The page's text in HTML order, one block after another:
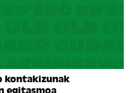
kontakizunak
egitasmoa